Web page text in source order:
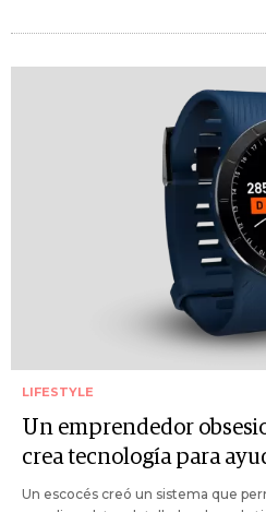
LIFESTYLE
Un emprendedor
crea tecnología para
Un escocés creó un sistema que